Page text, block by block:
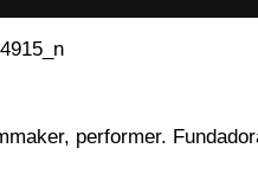
performer.